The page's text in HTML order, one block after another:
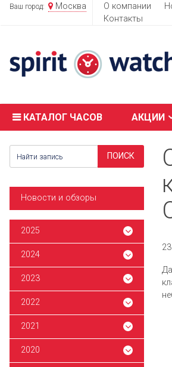
Ваш город: Москва О компании
Контакты
КАТАЛОГ ЧАСОВ АКЦИИ
Новости и обзоры
2025
2024
2023
2022
2021
2020